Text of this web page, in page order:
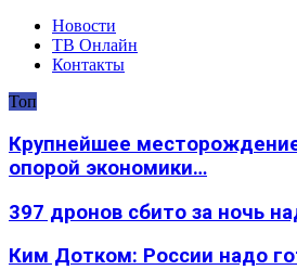
Новости
ТВ Онлайн
Контакты
Топ
Крупнейшее
опорой экономики…
397 дронов сбито за ночь
Ким Дотком: России надо